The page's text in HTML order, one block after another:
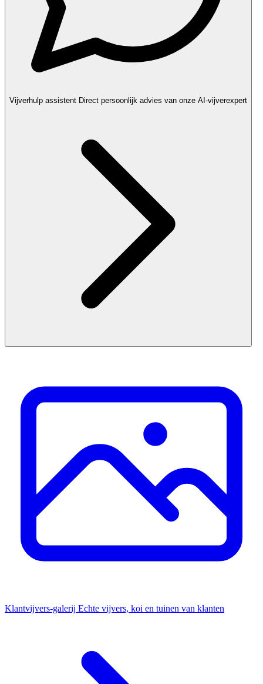
Vijverhulp assistent Direct persoonlijk advies van onze AI-vijverexpert
Klantvijvers-galerij Echte vijvers, koi en tuinen van klanten